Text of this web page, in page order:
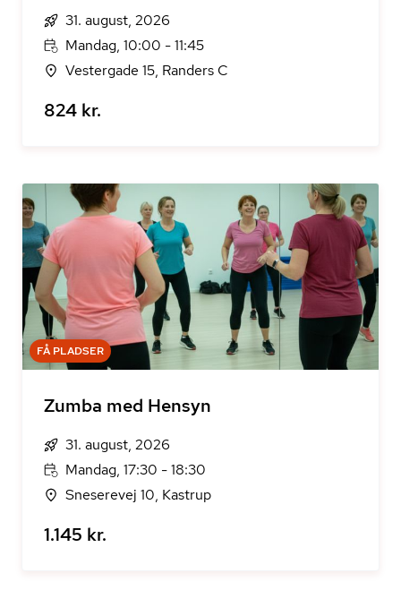
31. august, 2026
Mandag, 10:00 - 11:45
Vestergade 15, Randers C
824 kr.
FÅ PLADSER
Zumba med Hensyn
31. august, 2026
Mandag, 17:30 - 18:30
Sneserevej 10, Kastrup
1.145 kr.